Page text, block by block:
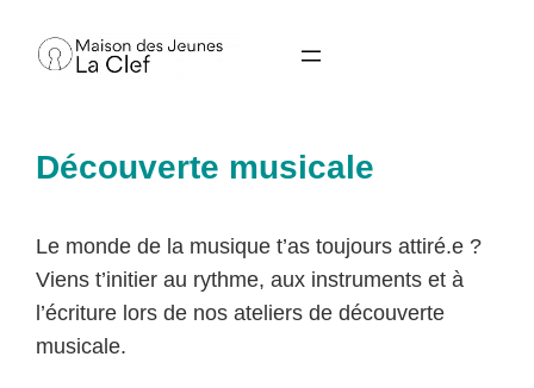
Découverte musicale
Le monde de la musique t’as toujours attiré.e ?
Viens t’initier au rythme, aux instruments et à
l’écriture lors de nos ateliers de découverte
musicale.